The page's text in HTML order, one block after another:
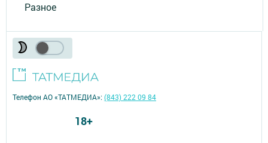
Разное
Телефон АО «ТАТМЕДИА»:(843) 222 09 84
18+